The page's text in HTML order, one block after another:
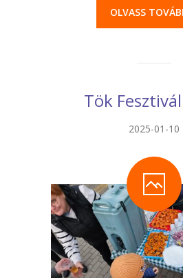
OLVASS
Tök
2025-01-10